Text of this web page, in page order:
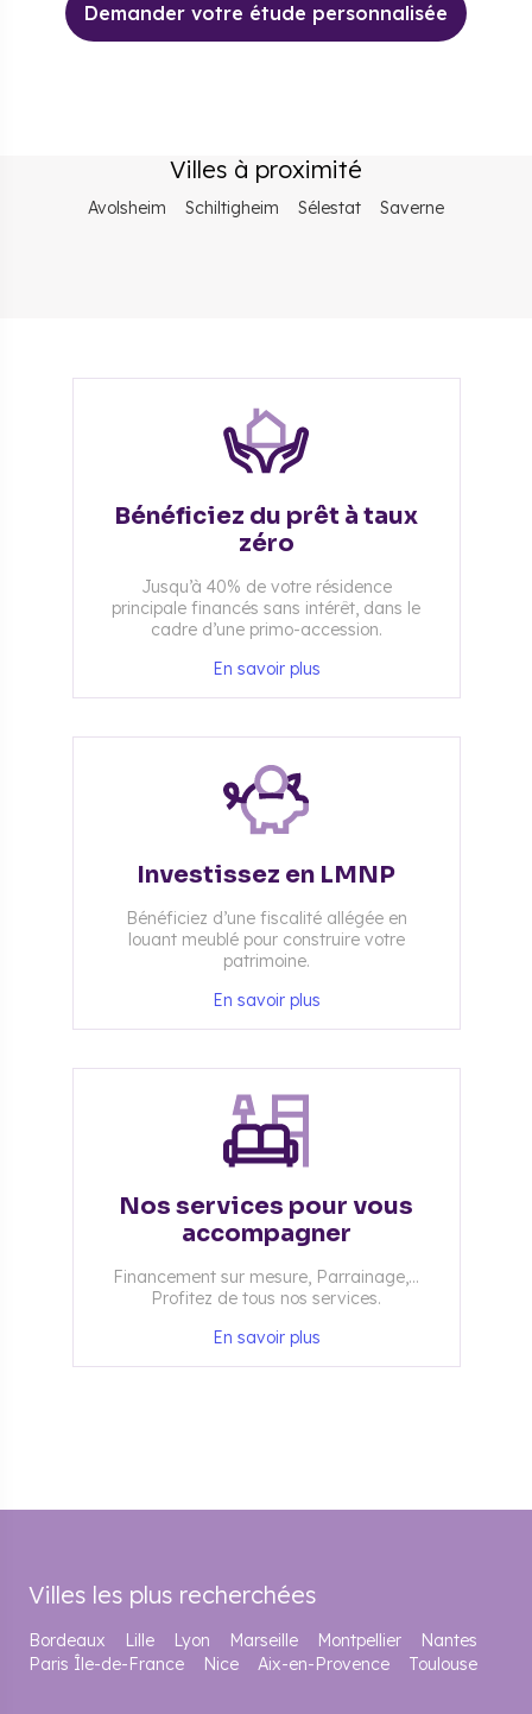
Demander votre étude personnalisée
Villes à proximité
Avolsheim Schiltigheim Sélestat Saverne
Bénéficiez du prêt à taux
zéro
Jusqu’à 40% de votre résidence
principale financés sans intérêt, dans le
cadre d’une primo-accession.
En savoir plus
Investissez en LMNP
Bénéficiez d’une fiscalité allégée en
louant meublé pour construire votre
patrimoine.
En savoir plus
Nos services pour vous
accompagner
Financement sur mesure, Parrainage,...
Profitez de tous nos services.
En savoir plus
Villes les plus recherchées
Bordeaux Lille Lyon Marseille Montpellier
Nantes
Paris Île-de-France
Nice Aix-en-Provence Toulouse